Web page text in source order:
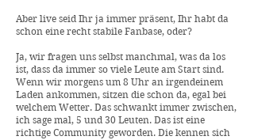
Aber live seid Ihr ja immer präsent, Ihr habt da
schon eine recht stabile Fanbase, oder?
Ja, wir fragen uns selbst manchmal, was da los
ist, dass da immer so viele Leute am Start sind.
Wenn wir morgens um 8 Uhr an irgendeinem
Laden ankommen, sitzen die schon da, egal bei
welchem Wetter. Das schwankt immer zwischen,
ich sage mal, 5 und 30 Leuten. Das ist eine
richtige Community geworden. Die kennen sich